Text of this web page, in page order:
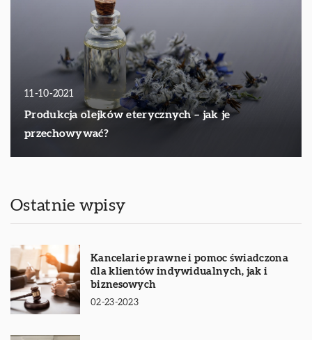
11-10-2021
Produkcja olejków eterycznych – jak je
przechowywać?
Ostatnie wpisy
Kancelarie prawne i pomoc świadczona
dla klientów indywidualnych, jak i
biznesowych
02-23-2023